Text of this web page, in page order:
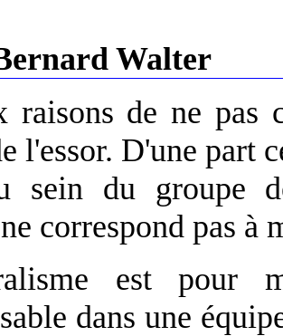
Walter
raisons de ne pas
l'essor. D'une part
sein du groupe
correspond pas à
est pour
dans une